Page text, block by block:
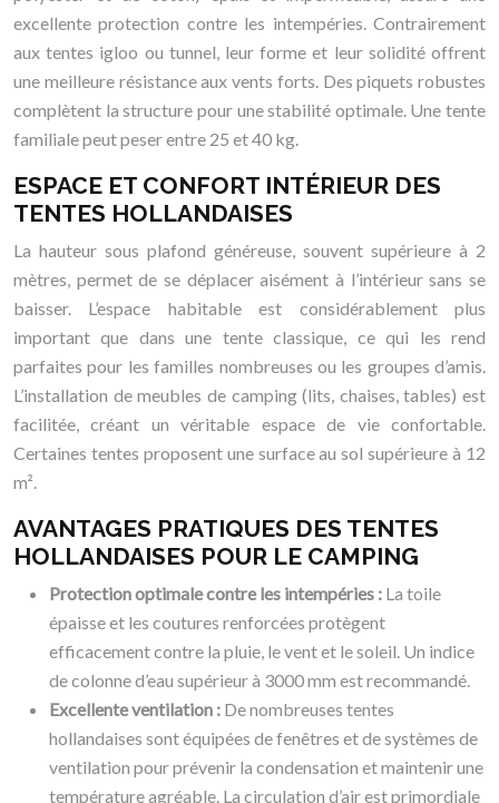
excellente protection contre les intempéries. Contrairement
aux tentes igloo ou tunnel, leur forme et leur solidité offrent
une meilleure résistance aux vents forts. Des piquets robustes
complètent la structure pour une stabilité optimale. Une tente
familiale peut peser entre 25 et 40 kg.
ESPACE ET CONFORT INTÉRIEUR DES
TENTES HOLLANDAISES
La hauteur sous plafond généreuse, souvent supérieure à 2
mètres, permet de se déplacer aisément à l’intérieur sans se
baisser. L’espace habitable est considérablement plus
important que dans une tente classique, ce qui les rend
parfaites pour les familles nombreuses ou les groupes d’amis.
L’installation de meubles de camping (lits, chaises, tables) est
facilitée, créant un véritable espace de vie confortable.
Certaines tentes proposent une surface au sol supérieure à 12
m².
AVANTAGES PRATIQUES DES TENTES
HOLLANDAISES POUR LE CAMPING
Protection optimale contre les intempéries : La toile
épaisse et les coutures renforcées protègent
efficacement contre la pluie, le vent et le soleil. Un indice
de colonne d’eau supérieur à 3000 mm est recommandé.
Excellente ventilation : De nombreuses tentes
hollandaises sont équipées de fenêtres et de systèmes de
ventilation pour prévenir la condensation et maintenir une
température agréable. La circulation d’air est primordiale